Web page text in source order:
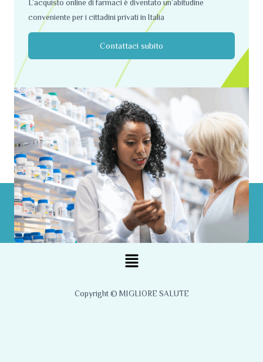
L’acquisto online di farmaci è diventato un’abitudine
conveniente per i cittadini privati ​​in Italia
Contattaci subito
Menu
Copyright © MIGLIORE SALUTE